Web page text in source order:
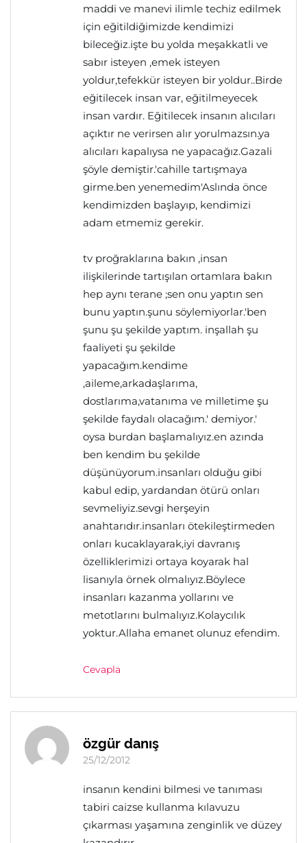
maddi ve manevi ilimle techiz edilmek
için eğitildiğimizde kendimizi
bileceğiz.işte bu yolda meşakkatli ve
sabır isteyen ,emek isteyen
yoldur,tefekkür isteyen bir yoldur..Birde
eğitilecek insan var, eğitilmeyecek
insan vardır. Eğitilecek insanın alıcıları
açıktır ne verirsen alır yorulmazsın.ya
alıcıları kapalıysa ne yapacağız.Gazali
şöyle demiştir.'cahille tartışmaya
girme.ben yenemedim'Aslında önce
kendimizden başlayıp, kendimizi
adam etmemiz gerekir.
tv proğraklarına bakın ,insan
ilişkilerinde tartışılan ortamlara bakın
hep aynı terane ;sen onu yaptın sen
bunu yaptın.şunu söylemiyorlar.'ben
şunu şu şekilde yaptım. inşallah şu
faaliyeti şu şekilde
yapacağım.kendime
,aileme,arkadaşlarıma,
dostlarıma,vatanıma ve milletime şu
şekilde faydalı olacağım.' demiyor.'
oysa burdan başlamalıyız.en azında
ben kendim bu şekilde
düşünüyorum.insanları olduğu gibi
kabul edip, yardandan ötürü onları
sevmeliyiz.sevgi herşeyin
anahtarıdır.insanları ötekileştirmeden
onları kucaklayarak,iyi davranış
özelliklerimizi ortaya koyarak hal
lisanıyla örnek olmalıyız.Böylece
insanları kazanma yollarını ve
metotlarını bulmalıyız.Kolaycılık
yoktur.Allaha emanet olunuz efendim.
Cevapla
özgür danış
25/12/2012
insanın kendini bilmesi ve tanıması
tabiri caizse kullanma kılavuzu
çıkarması yaşamına zenginlik ve düzey